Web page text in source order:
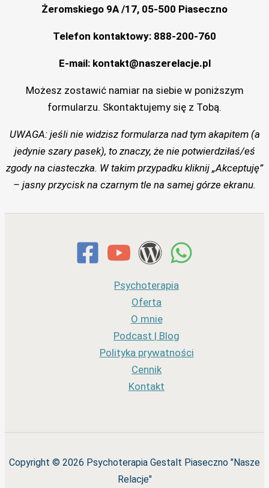
Żeromskiego 9A /17, 05-500 Piaseczno
Telefon kontaktowy: 888-200-760
E-mail: kontakt@naszerelacje.pl
Możesz zostawić namiar na siebie w poniższym
formularzu. Skontaktujemy się z Tobą.
UWAGA: jeśli nie widzisz formularza nad tym akapitem (a
jedynie szary pasek), to znaczy, że nie potwierdziłaś/eś
zgody na ciasteczka. W takim przypadku kliknij „Akceptuję”
– jasny przycisk na czarnym tle na samej górze ekranu.
Psychoterapia
Oferta
O mnie
Podcast | Blog
Polityka prywatności
Cennik
Kontakt
Copyright © 2026 Psychoterapia Gestalt Piaseczno "Nasze
Relacje"